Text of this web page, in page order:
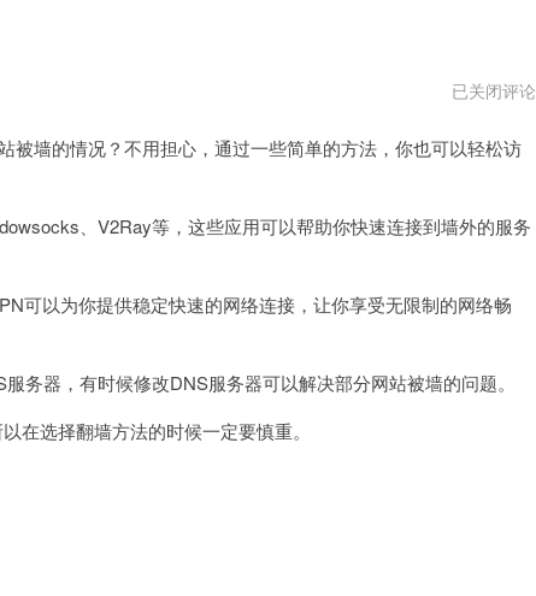
ios
翻
vqn
已关闭评论
墙的情况？不用担心，通过一些简单的方法，你也可以轻松访
、V2Ray等，这些应用可以帮助你快速连接到墙外的服务
以为你提供稳定快速的网络连接，让你享受无限制的网络畅
器，有时候修改DNS服务器可以解决部分网站被墙的问题。
选择翻墙方法的时候一定要慎重。